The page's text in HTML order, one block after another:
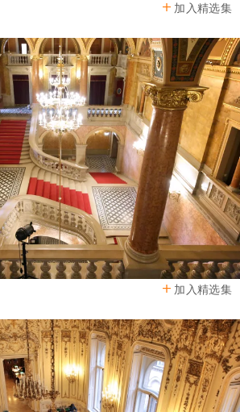
加入精选集
加入精选集